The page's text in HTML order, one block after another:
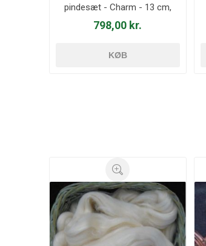
pindesæt - Charm - 13 cm,
3-5 mm
798,00 kr.
KØB